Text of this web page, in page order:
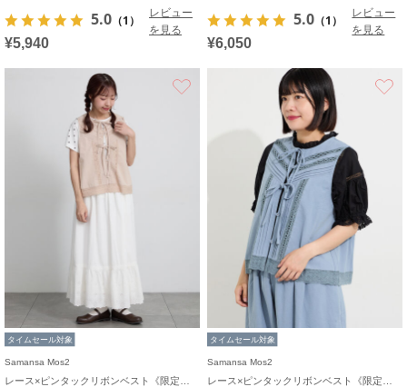
5.0 （1）
レビュー
を見る
¥5,940
5.0 （1）
レビュー
を見る
¥6,050
タイムセール対象
Samansa Mos2
タイムセール対象
Samansa Mos2